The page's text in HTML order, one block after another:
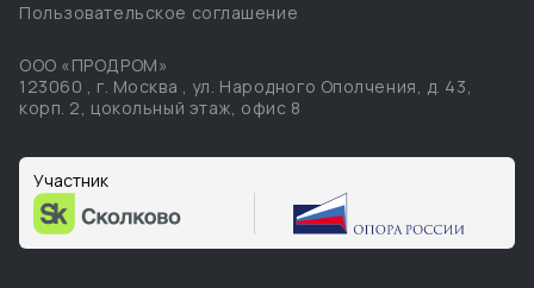
Пользовательское соглашение
ООО «ПРОДРОМ»
123060 , г. Москва , ул. Народного Ополчения, д. 43,
корп. 2, цокольный этаж, офис 8
Участник